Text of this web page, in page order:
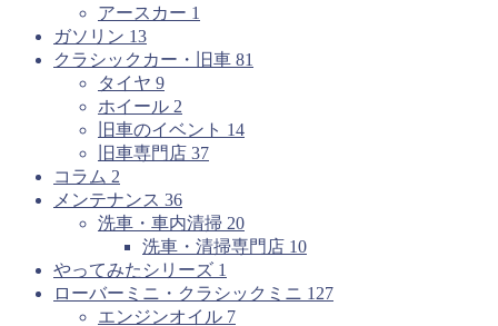
アースカー 1
ガソリン 13
クラシックカー・旧車 81
タイヤ 9
ホイール 2
旧車のイベント 14
旧車専門店 37
コラム 2
メンテナンス 36
洗車・車内清掃 20
洗車・清掃専門店 10
やってみたシリーズ 1
ローバーミニ・クラシックミニ 127
エンジンオイル 7